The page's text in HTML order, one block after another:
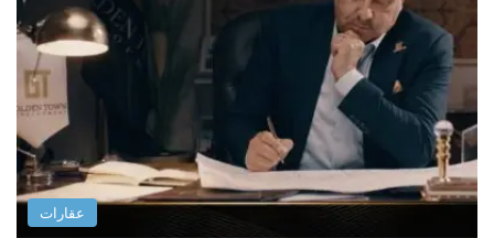
عقارات